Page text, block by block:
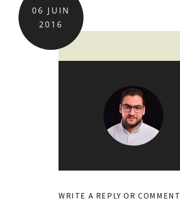
06 JUIN
2016
WRITE A REPLY OR COMMENT